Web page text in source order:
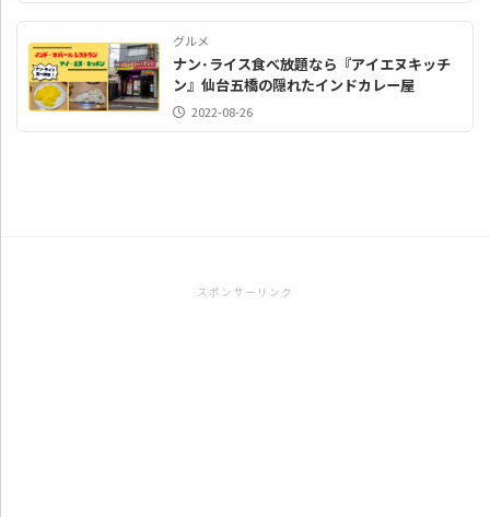
グルメ
ナン･ライス食べ放題なら『アイエヌキッチ
ン』仙台五橋の隠れたインドカレー屋
2022-08-26
スポンサーリンク